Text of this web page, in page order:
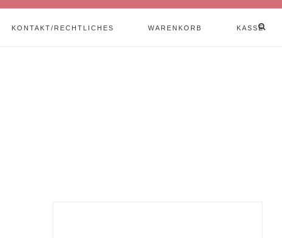
KONTAKT/RECHTLICHES WARENKORB KASSE